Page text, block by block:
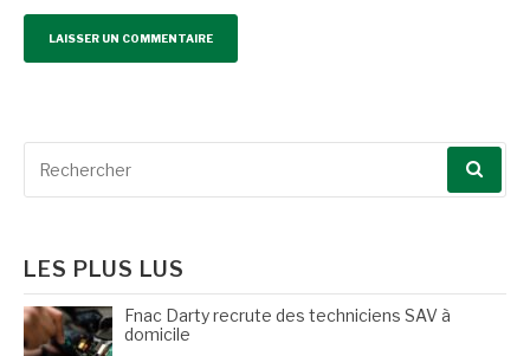
LES PLUS LUS
Fnac Darty recrute des techniciens SAV à
domicile